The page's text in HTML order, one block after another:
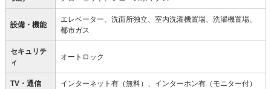
設備・機能
エレベーター、洗面所独立、室内洗濯機置場、洗濯機置場、
都市ガス
セキュリテ
ィ
オートロック
TV・通信 インターネット有（無料）、インターホン有（モニター付）